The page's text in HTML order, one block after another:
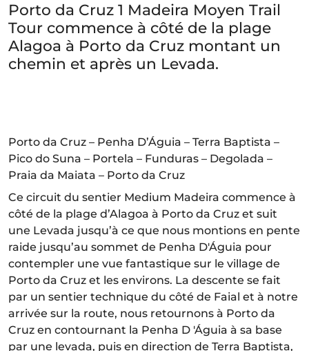
Porto da Cruz 1 Madeira Moyen Trail
Tour commence à côté de la plage
Alagoa à Porto da Cruz montant un
chemin et après un Levada.
Porto da Cruz – Penha D’Águia – Terra Baptista –
Pico do Suna – Portela – Funduras – Degolada –
Praia da Maiata – Porto da Cruz
Ce circuit du sentier Medium Madeira commence à
côté de la plage d’Alagoa à Porto da Cruz et suit
une Levada jusqu’à ce que nous montions en pente
raide jusqu’au sommet de Penha D'Águia pour
contempler une vue fantastique sur le village de
Porto da Cruz et les environs. La descente se fait
par un sentier technique du côté de Faial et à notre
arrivée sur la route, nous retournons à Porto da
Cruz en contournant la Penha D 'Águia à sa base
par une levada, puis en direction de Terra Baptista,